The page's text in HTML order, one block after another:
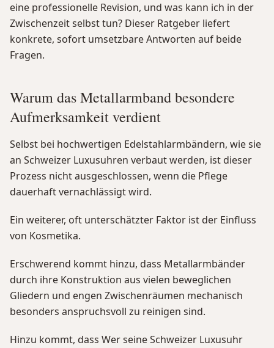
eine professionelle Revision, und was kann ich in der
Zwischenzeit selbst tun? Dieser Ratgeber liefert
konkrete, sofort umsetzbare Antworten auf beide
Fragen.
Warum das Metallarmband besondere
Aufmerksamkeit verdient
Selbst bei hochwertigen Edelstahlarmbändern, wie sie
an Schweizer Luxusuhren verbaut werden, ist dieser
Prozess nicht ausgeschlossen, wenn die Pflege
dauerhaft vernachlässigt wird.
Ein weiterer, oft unterschätzter Faktor ist der Einfluss
von Kosmetika.
Erschwerend kommt hinzu, dass Metallarmbänder
durch ihre Konstruktion aus vielen beweglichen
Gliedern und engen Zwischenräumen mechanisch
besonders anspruchsvoll zu reinigen sind.
Hinzu kommt, dass Wer seine Schweizer Luxusuhr